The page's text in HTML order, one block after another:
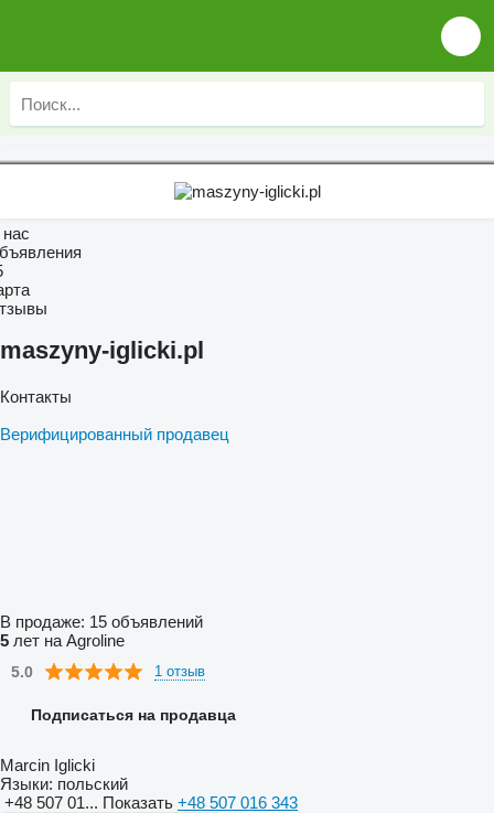
maszyny-iglicki.pl
Контакты
Верифицированный продавец
В продаже: 15 объявлений
5 лет на Agroline
5.0 1 отзыв
Подписаться на продавца
Marcin Iglicki
Языки: польский
+48 507 01... Показать +48 507 016 343